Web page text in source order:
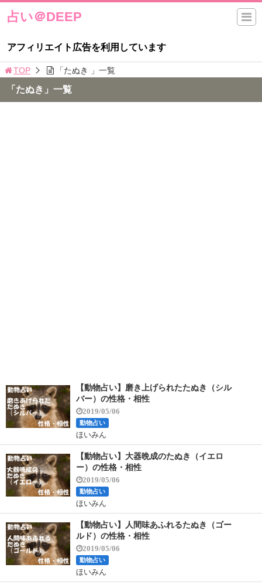
占い＠DEEP
アフィリエイト広告を利用しています
TOP 「たぬき 」一覧
「たぬき」一覧
【動物占い】磨き上げられたたぬき（シル
バー）の性格・相性
2019/05/06
動物占い
ほいみん
【動物占い】大器晩成のたぬき（イエロ
ー）の性格・相性
2019/05/06
動物占い
ほいみん
【動物占い】人間味あふれるたぬき（ゴー
ルド）の性格・相性
2019/05/06
動物占い
ほいみん